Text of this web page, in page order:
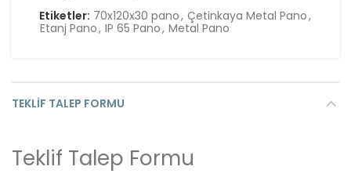
Etiketler: 70x120x30 pano, Çetinkaya Metal Pano,
Etanj Pano, IP 65 Pano, Metal Pano
TEKLIF TALEP FORMU
Teklif Talep Formu